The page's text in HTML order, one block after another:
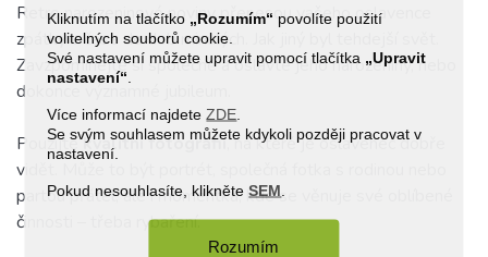
Kliknutím na tlačítko „Rozumím“ povolíte použití
volitelných souborů cookie.
Své nastavení můžete upravit pomocí tlačítka
„Upravit
nastavení“
Více informací najdete ZDE
Se svým souhlasem můžete kdykoli později pracovat v
nastavení.
Pokud nesouhlasíte, klikněteSEM
Rozumím
Retro narozeninové noviny přenesou vašeho oslavence
zpátky v čase do dob minulých. Jak jiný byl tehdejší svět.
Zavzpomínejte si společně a oslavte jeho narozeniny, nebo
dokonce významné jubileum.
Použijtekvalitní fotografii, na které je oslavenec dobře
vidět. Může to být portrét, společná fotka s rodinou nebo
partou přátel, ale i momentka, kde se věnuje své oblíbené
činnosti – třeba rybaření.